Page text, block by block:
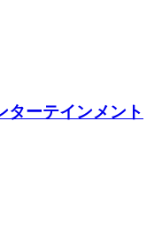
ーテインメント